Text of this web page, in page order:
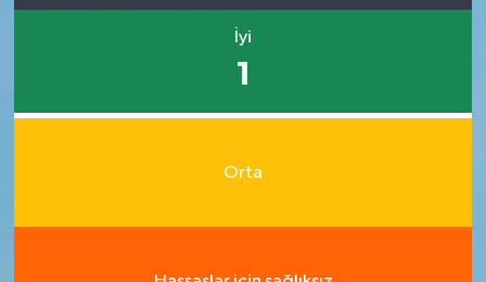
İyi
1
Orta